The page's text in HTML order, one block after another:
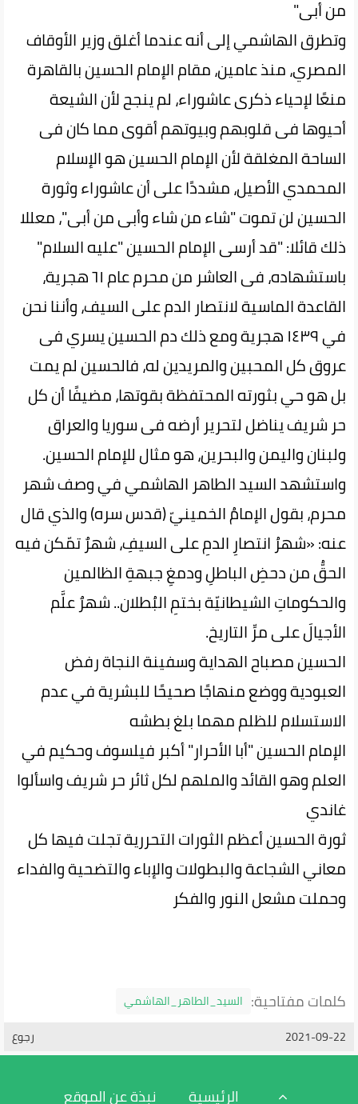
من أبى"
وتطرق الهاشمي إلى أنه عندما أغلق وزير الأوقاف
المصري، منذ عامين، مقام الإمام الحسين بالقاهرة
منعًا لإحياء ذكرى عاشوراء، لم ينجح لأن الشيعة
أحيوها فى قلوبهم وبيوتهم أقوى مما كان فى
الساحة المغلقة لأن الإمام الحسين هو الإسلام
المحمدي الأصيل، مشددًا على أن عاشوراء وثورة
الحسين لن تموت "شاء من شاء وأبى من أبى"، معللا
ذلك قائلا: "قد أرسی الإمام الحسين "عليه السلام"
باستشهاده، فى العاشر من محرم عام ٦١ هجرية،
القاعدة الماسية لانتصار الدم على السيف، وأننا نحن
في ١٤٣٩ هجرية ومع ذلك دم الحسين يسري فى
عروق كل المحبين والمريدين له، فالحسين لم يمت
بل هو حي بثورته المحتفظة بقوتها، مضيفًا أن كل
حر شريف يناضل لتحرير أرضه فى سوريا والعراق
ولبنان واليمن والبحرين، هو مثال للإمام الحسين.
واستشهد السيد الطاهر الهاشمي في وصف شهر
محرم، بقول الإمامُ الخمينيّ (قدس سره) والذي قال
عنه: «شهرُ انتصارِ الدمِ على السيفِ، شهرٌ تمّكن فيه
الحقُّ من دحضِ الباطلِ ودمغِ جبهةِ الظالمين
والحكوماتِ الشيطانيّة بختمِ البُطلان.. شهرٌ علَّم
الأجيالَ على مرِّ التاريخ.
الحسين مصباح الهداية وسفينة النجاة رفض
العبودية ووضع منهاجًا صحيحًا للبشرية في عدم
الاستسلام للظلم مهما بلغ بطشه
الإمام الحسين "أبا الأحرار" أكبر فيلسوف وحكيم في
العلم وهو القائد والملهم لكل ثائر حر شريف واسألوا
غاندي
ثورة الحسين أعظم الثورات التحررية تجلت فيها كل
معاني الشجاعة والبطولات والإباء والتضحية والفداء
وحملت مشعل النور والفكر
كلمات مفتاحية: السيد_الطاهر_الهاشمي
رجوع
2021-09-22
الرئيسية نبذة عن الموقع